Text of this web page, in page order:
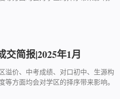
交简报|2025年1月
溢价、中考成绩、对口初中、生源构
方面均会对学区的择序带来影响。